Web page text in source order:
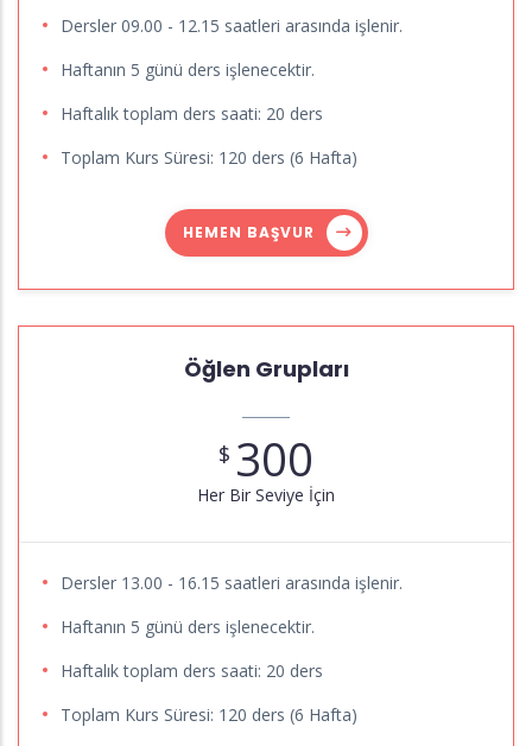
Dersler 09.00 - 12.15 saatleri arasında işlenir.
Haftanın 5 günü ders işlenecektir.
Haftalık toplam ders saati: 20 ders
Toplam Kurs Süresi: 120 ders (6 Hafta)
HEMEN BAŞVUR
Öğlen Grupları
$ 300
Her Bir Seviye İçin
Dersler 13.00 - 16.15 saatleri arasında işlenir.
Haftanın 5 günü ders işlenecektir.
Haftalık toplam ders saati: 20 ders
Toplam Kurs Süresi: 120 ders (6 Hafta)